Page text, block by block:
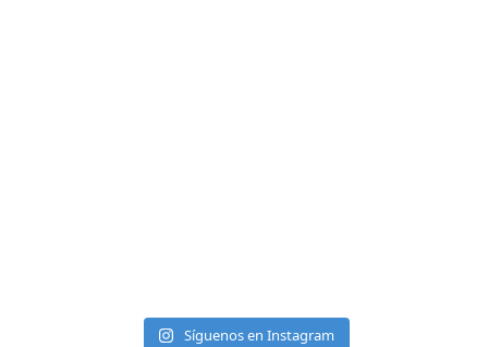
Síguenos en Instagram